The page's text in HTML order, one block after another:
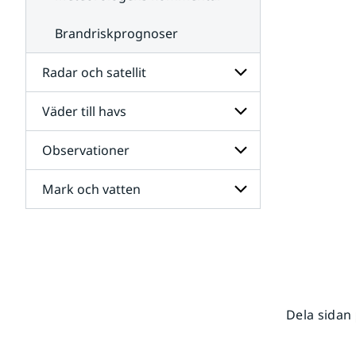
Brandriskprognoser
Radar och satellit
Undersidor
för
Radar
och
satellit
Väder till havs
Undersidor
för
Väder
till
havs
Observationer
Undersidor
för
Mark och vatten
Dela sidan